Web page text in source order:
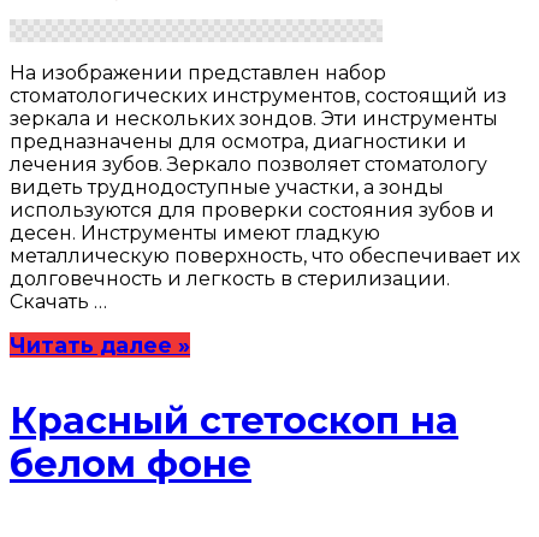
На изображении представлен набор
стоматологических инструментов, состоящий из
зеркала и нескольких зондов. Эти инструменты
предназначены для осмотра, диагностики и
лечения зубов. Зеркало позволяет стоматологу
видеть труднодоступные участки, а зонды
используются для проверки состояния зубов и
десен. Инструменты имеют гладкую
металлическую поверхность, что обеспечивает их
долговечность и легкость в стерилизации.
Скачать …
Читать далее »
Красный стетоскоп на
белом фоне